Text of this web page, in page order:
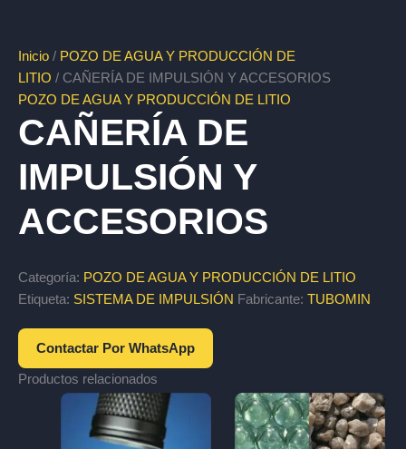
Inicio / POZO DE AGUA Y PRODUCCIÓN DE
LITIO / CAÑERÍA DE IMPULSIÓN Y ACCESORIOS
POZO DE AGUA Y PRODUCCIÓN DE LITIO
CAÑERÍA DE
IMPULSIÓN Y
ACCESORIOS
Categoría: POZO DE AGUA Y PRODUCCIÓN DE LITIO
Etiqueta: SISTEMA DE IMPULSIÓN Fabricante: TUBOMIN
Contactar Por WhatsApp
Productos relacionados